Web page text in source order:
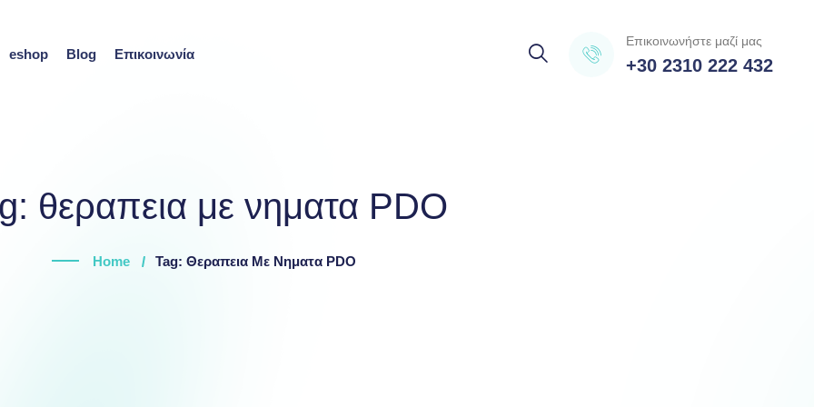
eshop Blog Επικοινωνία
Επικοινωνήστε μαζί μας
+30 2310 222 432
θεραπεια με νηματα PDO
Home Tag: Θεραπεια Με Νηματα PDO